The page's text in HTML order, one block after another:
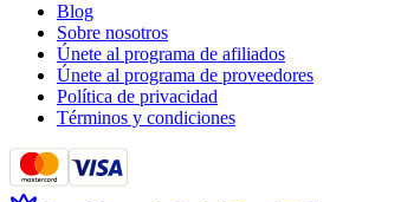
Blog
Sobre nosotros
Únete al programa de afiliados
Únete al programa de proveedores
Política de privacidad
Términos y condiciones